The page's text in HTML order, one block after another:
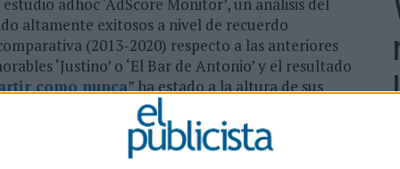
altamente exitosos a nivel de recuerdo
(2013-2020) respecto a las anteriores
‘Justino’ o ‘El Bar de Antonio’ y el resultado
como nunca” ha estado a la altura de sus
indicadores analizados así lo avalan:
respondiendo que les gustaría seguir
al mix de medios planteado para esta